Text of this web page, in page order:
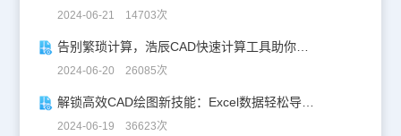
2024-06-21 14703次
告别繁琐计算，浩辰CAD快速计算工具助你一臂之力！
2024-06-20 26085次
解锁高效CAD绘图新技能：Excel数据轻松导入CAD
2024-06-19 36623次